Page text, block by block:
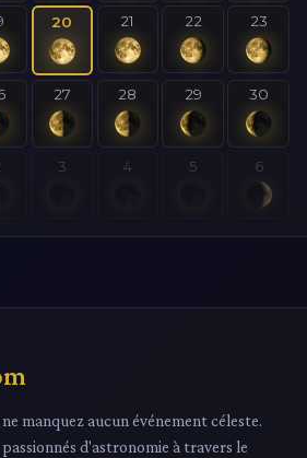
20 21 22 23
27 28 29 30
3 4 5 6
manquez aucun événement céleste.
d'astronomie à travers le